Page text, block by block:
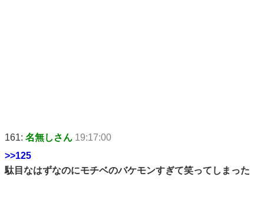
161: 名無しさん 19:17:00
>>125
駄目なはずなのにモチベのバケモンすぎて笑ってしまった